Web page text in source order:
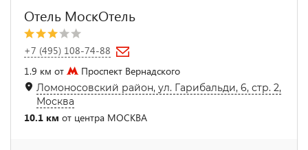
Отель МоскОтель
+7 (495) 108-74-88
1.9 км от
Проспект Вернадского
Ломоносовский район, ул. Гарибальди, 6, стр. 2,
Москва
10.1 км от центра МОСКВА